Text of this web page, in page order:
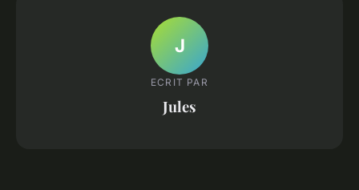
J
ECRIT PAR
Jules